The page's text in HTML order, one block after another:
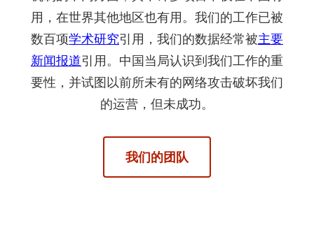
用，在世界其他地区也有用。我们的工作已被
数百项学术研究引用，我们的数据经常被主要
新闻报道引用。中国当局认识到我们工作的重
要性，并试图以前所未有的网络攻击破坏我们
的运营，但未成功。
我们的团队